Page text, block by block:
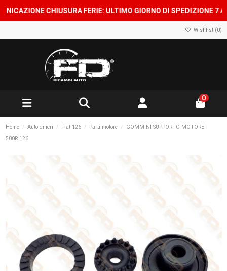
CHIUSURA FERIE: ULTIMO GIORNO DI SPEDIZIONE 7
Wishlist (0)
0
Home Auto di ieri Fiat 126 Parti motore
GOMMINI SUPPORTO MOTORE
500R 126